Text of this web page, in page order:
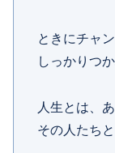
ときにチャ
しっかりつ
人生とは、
その人たち